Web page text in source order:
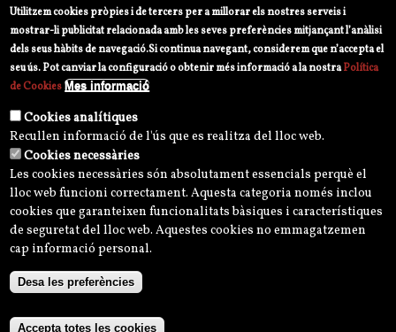
Avís legal
Política de privacitat i normes d'ús
Utilitzem cookies pròpies i de tercers per a millorar els nostres serveis i
mostrar-li publicitat relacionada amb les seves preferències mitjançant l’anàlisi
dels seus hàbits de navegació.Si continua navegant, considerem que n’accepta el
seu ús. Pot canviar la configuració o obtenir més informació a la nostraPolítica
de Cookies Mes informació
Cookies analítiques
Recullen informació de l'ús que es realitza del lloc web.
Cookies necessàries
Les cookies necessàries són absolutament essencials perquè el
lloc web funcioni correctament. Aquesta categoria només inclou
cookies que garanteixen funcionalitats bàsiques i característiques
de seguretat del lloc web. Aquestes cookies no emmagatzemen
cap informació personal.
Desa les preferències
Accepta totes les cookies